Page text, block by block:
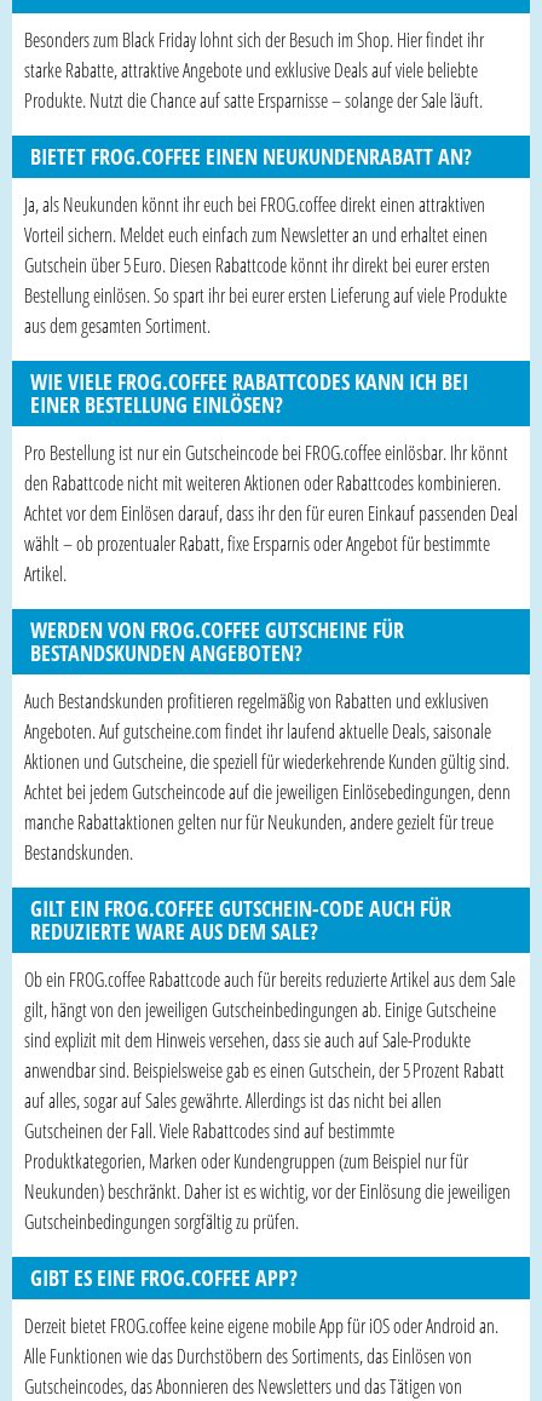
Besonders zum Black Friday lohnt sich der Besuch im Shop. Hier findet ihr
starke Rabatte, attraktive Angebote und exklusive Deals auf viele beliebte
Produkte. Nutzt die Chance auf satte Ersparnisse – solange der Sale läuft.
BIETET FROG.COFFEE EINEN NEUKUNDENRABATT AN?
Ja, als Neukunden könnt ihr euch bei FROG.coffee direkt einen attraktiven
Vorteil sichern. Meldet euch einfach zum Newsletter an und erhaltet einen
Gutschein über 5 Euro. Diesen Rabattcode könnt ihr direkt bei eurer ersten
Bestellung einlösen. So spart ihr bei eurer ersten Lieferung auf viele Produkte
aus dem gesamten Sortiment.
WIE VIELE FROG.COFFEE RABATTCODES KANN ICH BEI
EINER BESTELLUNG EINLÖSEN?
Pro Bestellung ist nur ein Gutscheincode bei FROG.coffee einlösbar. Ihr könnt
den Rabattcode nicht mit weiteren Aktionen oder Rabattcodes kombinieren.
Achtet vor dem Einlösen darauf, dass ihr den für euren Einkauf passenden Deal
wählt – ob prozentualer Rabatt, fixe Ersparnis oder Angebot für bestimmte
Artikel.
WERDEN VON FROG.COFFEE GUTSCHEINE FÜR
BESTANDSKUNDEN ANGEBOTEN?
Auch Bestandskunden profitieren regelmäßig von Rabatten und exklusiven
Angeboten. Auf gutscheine.com findet ihr laufend aktuelle Deals, saisonale
Aktionen und Gutscheine, die speziell für wiederkehrende Kunden gültig sind.
Achtet bei jedem Gutscheincode auf die jeweiligen Einlösebedingungen, denn
manche Rabattaktionen gelten nur für Neukunden, andere gezielt für treue
Bestandskunden.
GILT EIN FROG.COFFEE GUTSCHEIN-CODE AUCH FÜR
REDUZIERTE WARE AUS DEM SALE?
Ob ein FROG.coffee Rabattcode auch für bereits reduzierte Artikel aus dem Sale
gilt, hängt von den jeweiligen Gutscheinbedingungen ab. Einige Gutscheine
sind explizit mit dem Hinweis versehen, dass sie auch auf Sale-Produkte
anwendbar sind. Beispielsweise gab es einen Gutschein, der 5 Prozent Rabatt
auf alles, sogar auf Sales gewährte. Allerdings ist das nicht bei allen
Gutscheinen der Fall. Viele Rabattcodes sind auf bestimmte
Produktkategorien, Marken oder Kundengruppen (zum Beispiel nur für
Neukunden) beschränkt. Daher ist es wichtig, vor der Einlösung die jeweiligen
Gutscheinbedingungen sorgfältig zu prüfen.
GIBT ES EINE FROG.COFFEE APP?
Derzeit bietet FROG.coffee keine eigene mobile App für iOS oder Android an.
Alle Funktionen wie das Durchstöbern des Sortiments, das Einlösen von
Gutscheincodes, das Abonnieren des Newsletters und das Tätigen von